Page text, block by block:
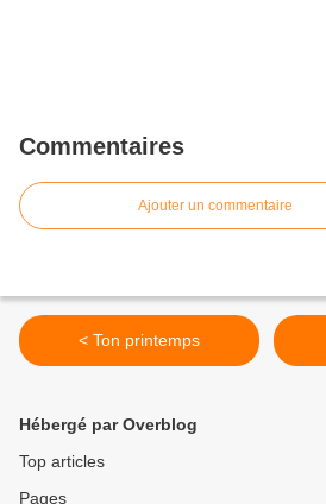
Commentaires
Ajouter un commentaire
< Ton printemps
Hébergé par Overblog
Top articles
Pages